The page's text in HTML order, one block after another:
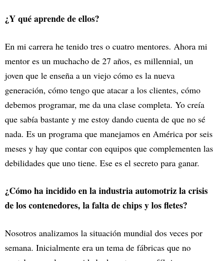
¿Y qué aprende de ellos?
En mi carrera he tenido tres o cuatro mentores. Ahora mi
mentor es un muchacho de 27 años, es millennial, un
joven que le enseña a un viejo cómo es la nueva
generación, cómo tengo que atacar a los clientes, cómo
debemos programar, me da una clase completa. Yo creía
que sabía bastante y me estoy dando cuenta de que no sé
nada. Es un programa que manejamos en América por seis
meses y hay que contar con equipos que complementen las
debilidades que uno tiene. Ese es el secreto para ganar.
¿Cómo ha incidido en la industria automotriz la crisis
de los contenedores, la falta de chips y los fletes?
Nosotros analizamos la situación mundial dos veces por
semana. Inicialmente era un tema de fábricas que no